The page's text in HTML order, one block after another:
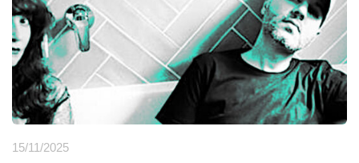
15/11/2025